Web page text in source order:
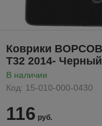
Коврики
T32 2014-
В наличии
Код: 15-010-000-0430
116 руб.